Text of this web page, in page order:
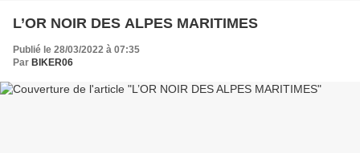
L’OR NOIR DES ALPES MARITIMES
Publié le 28/03/2022 à 07:35
Par BIKER06